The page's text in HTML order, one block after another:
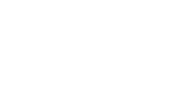
的應用概念。此外，LSCM亦向公眾介紹了專